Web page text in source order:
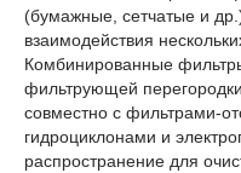
(бумажные, сетчатые и
взаимодействия
Комбинированные
фильтрующей
совместно с фильтрами-
гидроциклонами и
распространение для